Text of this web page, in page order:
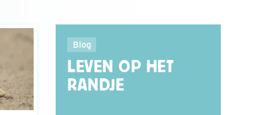
Blog
LEVEN OP HET
RANDJE